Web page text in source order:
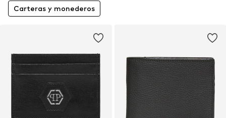
Carteras y monederos